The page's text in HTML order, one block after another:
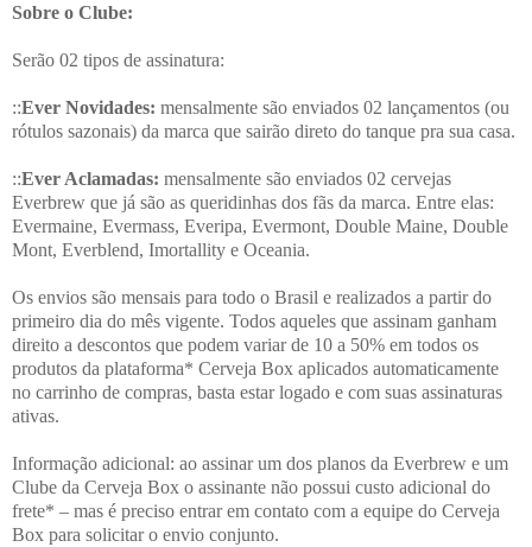
Sobre o Clube:
Serão 02 tipos de assinatura:
::Ever Novidades: mensalmente são enviados 02 lançamentos (ou
rótulos sazonais) da marca que sairão direto do tanque pra sua casa.
::Ever Aclamadas: mensalmente são enviados 02 cervejas
Everbrew que já são as queridinhas dos fãs da marca. Entre elas:
Evermaine, Evermass, Everipa, Evermont, Double Maine, Double
Mont, Everblend, Imortallity e Oceania.
Os envios são mensais para todo o Brasil e realizados a partir do
primeiro dia do mês vigente. Todos aqueles que assinam ganham
direito a descontos que podem variar de 10 a 50% em todos os
produtos da plataforma* Cerveja Box aplicados automaticamente
no carrinho de compras, basta estar logado e com suas assinaturas
ativas.
Informação adicional: ao assinar um dos planos da Everbrew e um
Clube da Cerveja Box o assinante não possui custo adicional do
frete* – mas é preciso entrar em contato com a equipe do Cerveja
Box para solicitar o envio conjunto.